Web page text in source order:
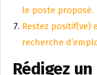
le poste proposé.
Restez positif(ve)
recherche
Rédigez